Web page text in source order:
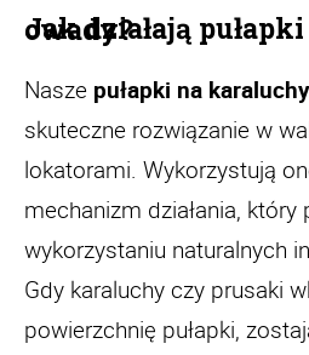
Jak działają pułapki lepowe na owady?
Nasze pułapki na karaluchy
skuteczne rozwiązanie w
lokatorami. Wykorzystują
mechanizm działania, który
wykorzystaniu naturalnych
Gdy karaluchy czy prusaki
powierzchnię pułapki,